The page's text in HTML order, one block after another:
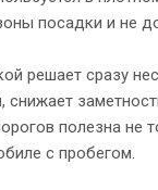
посадки и не
решает сразу
полезна
с пробегом.